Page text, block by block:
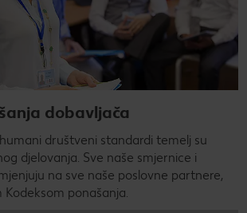
dobavljača
društveni standardi temelj su
djelovanja. Sve naše smjernice i
na sve naše poslovne partnere,
ponašanja.